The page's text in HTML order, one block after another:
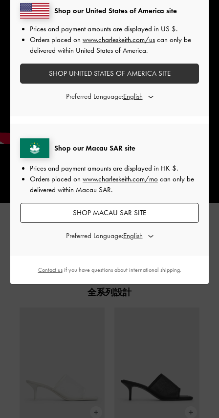
分享
全系列設計
Shop our Macau SAR site
Prices and payment amounts are displayed in HK $.
Orders placed on www.charleskeith.com/mo can only be
delivered within Macau SAR.
SHOP MACAU SAR SITE
Preferred Language:
Shop our United States of America site
Prices and payment amounts are displayed in US $.
Orders placed on www.charleskeith.com/us can only be
delivered within United States of America.
SHOP UNITED STATES OF AMERICA SITE
Preferred Language:
Contact usif you have questions about international shipping.